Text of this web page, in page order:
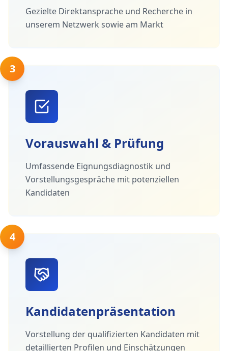
Gezielte Direktansprache und Recherche in
unserem Netzwerk sowie am Markt
3
Vorauswahl & Prüfung
Umfassende Eignungsdiagnostik und
Vorstellungsgespräche mit potenziellen
Kandidaten
4
Kandidatenpräsentation
Vorstellung der qualifizierten Kandidaten mit
detaillierten Profilen und Einschätzungen